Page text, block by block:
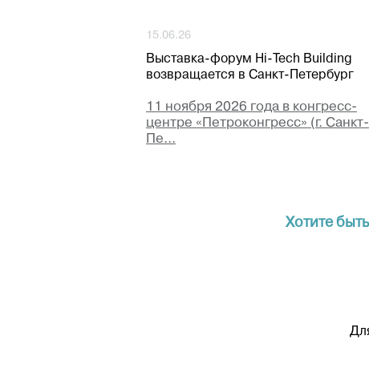
15.06.26
Выставка-форум Hi-Tech Building
возвращается в Санкт-Петербург
11 ноября 2026 года в конгресс-
центре «Петроконгресс» (г. Санкт-
Пе...
Хотите